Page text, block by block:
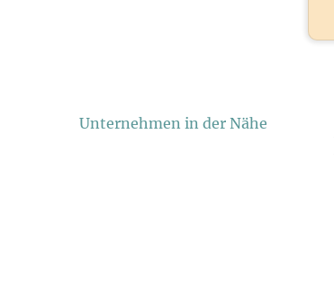
Unternehmen in der Nähe